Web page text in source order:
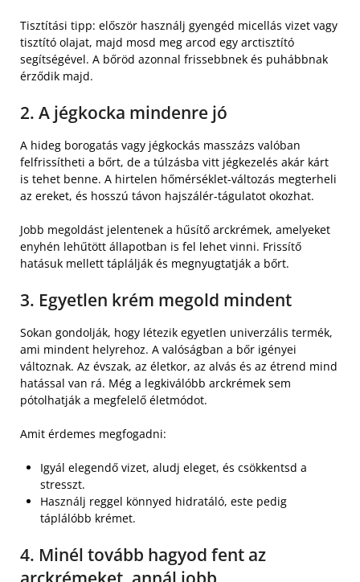
Tisztítási tipp: először használj gyengéd micellás vizet vagy
tisztító olajat, majd mosd meg arcod egy arctisztító
segítségével. A bőröd azonnal frissebbnek és puhábbnak
érződik majd.
2. A jégkocka mindenre jó
A hideg borogatás vagy jégkockás masszázs valóban
felfrissítheti a bőrt, de a túlzásba vitt jégkezelés akár kárt
is tehet benne. A hirtelen hőmérséklet-változás megterheli
az ereket, és hosszú távon hajszálér-tágulatot okozhat.
Jobb megoldást jelentenek a hűsítő arckrémek, amelyeket
enyhén lehűtött állapotban is fel lehet vinni. Frissítő
hatásuk mellett táplálják és megnyugtatják a bőrt.
3. Egyetlen krém megold mindent
Sokan gondolják, hogy létezik egyetlen univerzális termék,
ami mindent helyrehoz. A valóságban a bőr igényei
változnak. Az évszak, az életkor, az alvás és az étrend mind
hatással van rá. Még a legkiválóbb arckrémek sem
pótolhatják a megfelelő életmódot.
Amit érdemes megfogadni:
Igyál elegendő vizet, aludj eleget, és csökkentsd a
stresszt.
Használj reggel könnyed hidratáló, este pedig
táplálóbb krémet.
4. Minél tovább hagyod fent az